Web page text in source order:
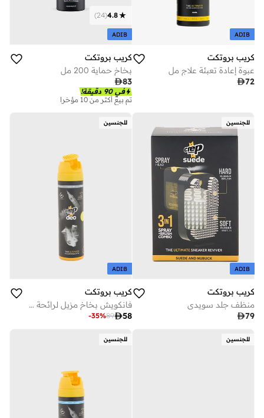
ADIB
كريب بروتكت
عبوة إعادة تعبئة علاج مل
72
4.8
(
24
)
ADIB
كريب بروتكت
بخاخ حماية 200 مل
83
في 90 دقيقة!
تم بيع أكثر من 10 مؤخرا
للجنسين
ADIB
كريب بروتكت
منظف جلد سويدي
79
للجنسين
ADIB
كريب بروتكت
فانكويش بخاخ مزيل لرائحة السنيكرز
58
89
-35%
للجنسين للجنسين